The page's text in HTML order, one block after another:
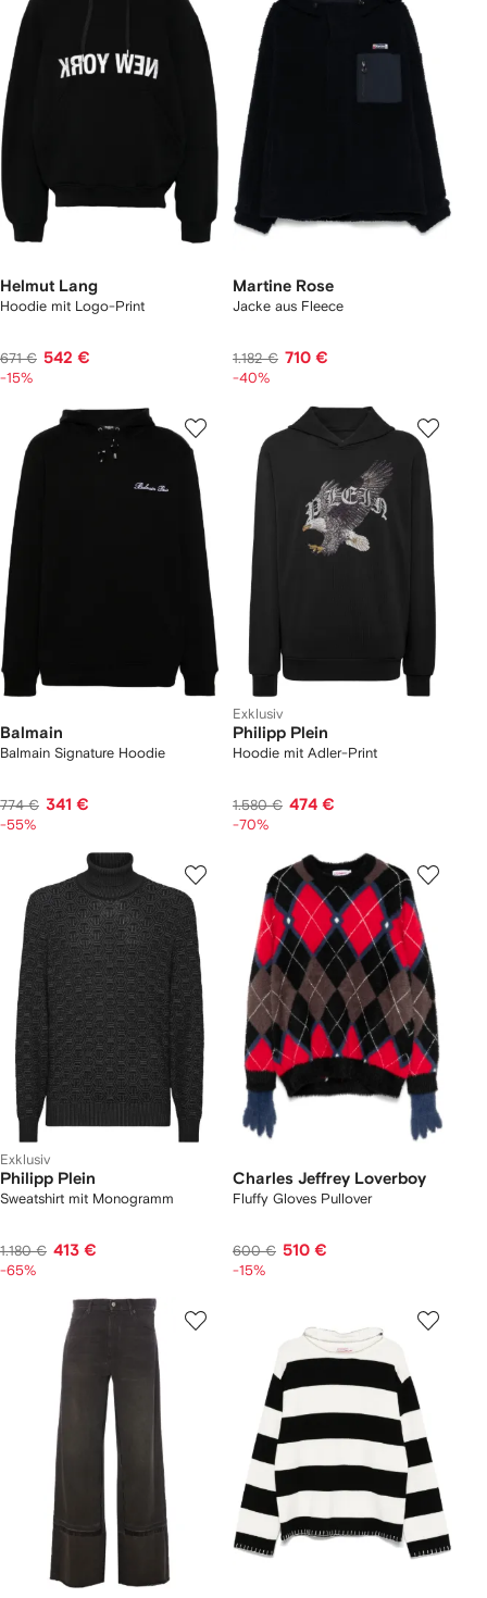
Helmut Lang
Hoodie mit Logo-Print
671 € 542 €
-15%
Martine Rose
Jacke aus Fleece
1.182 € 710 €
-40%
Balmain
Balmain Signature Hoodie
774 € 341 €
-55%
Exklusiv
Philipp Plein
Hoodie mit Adler-Print
1.580 € 474 €
-70%
Exklusiv
Philipp Plein
Sweatshirt mit Monogramm
1.180 € 413 €
-65%
Charles Jeffrey Loverboy
Fluffy Gloves Pullover
600 € 510 €
-15%